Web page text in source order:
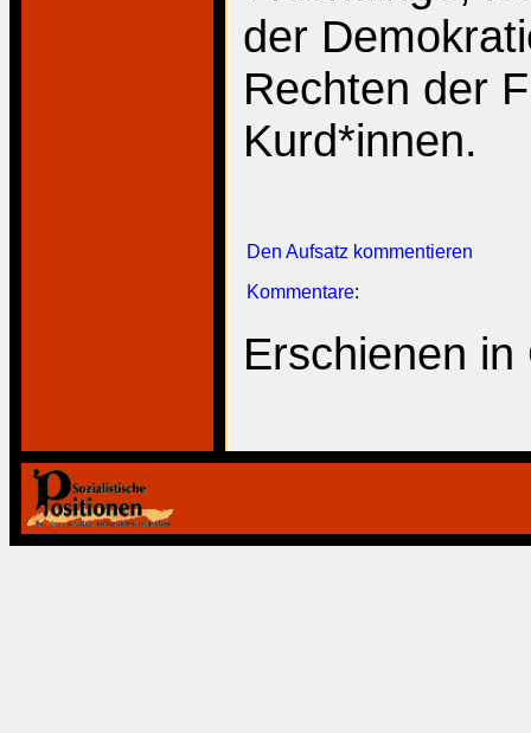
der
Rechten der
Kurd*innen.
Den Aufsatz kommentieren
Kommentare:
Erschienen in